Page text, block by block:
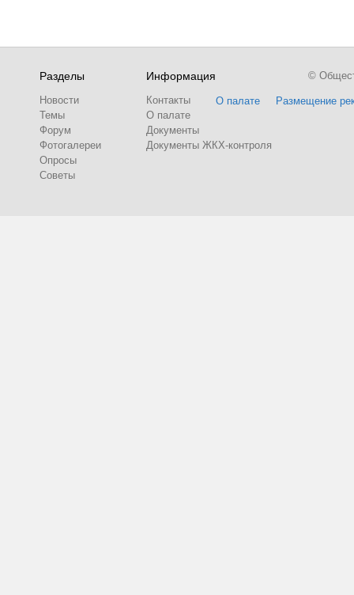
Разделы
Новости
Темы
Форум
Фотогалереи
Опросы
Советы
Информация
Контакты
О палате
Документы
Документы ЖКХ-контроля
О палате Размещение
©